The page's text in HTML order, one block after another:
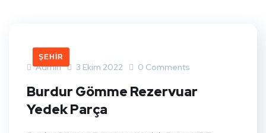
ŞEHIR
Admin 3 Ekim 2022 0 Comments
Burdur Gömme Rezervuar
Yedek Parça